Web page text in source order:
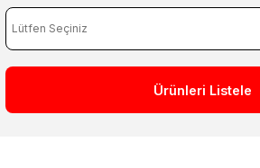
Ürünleri Listele